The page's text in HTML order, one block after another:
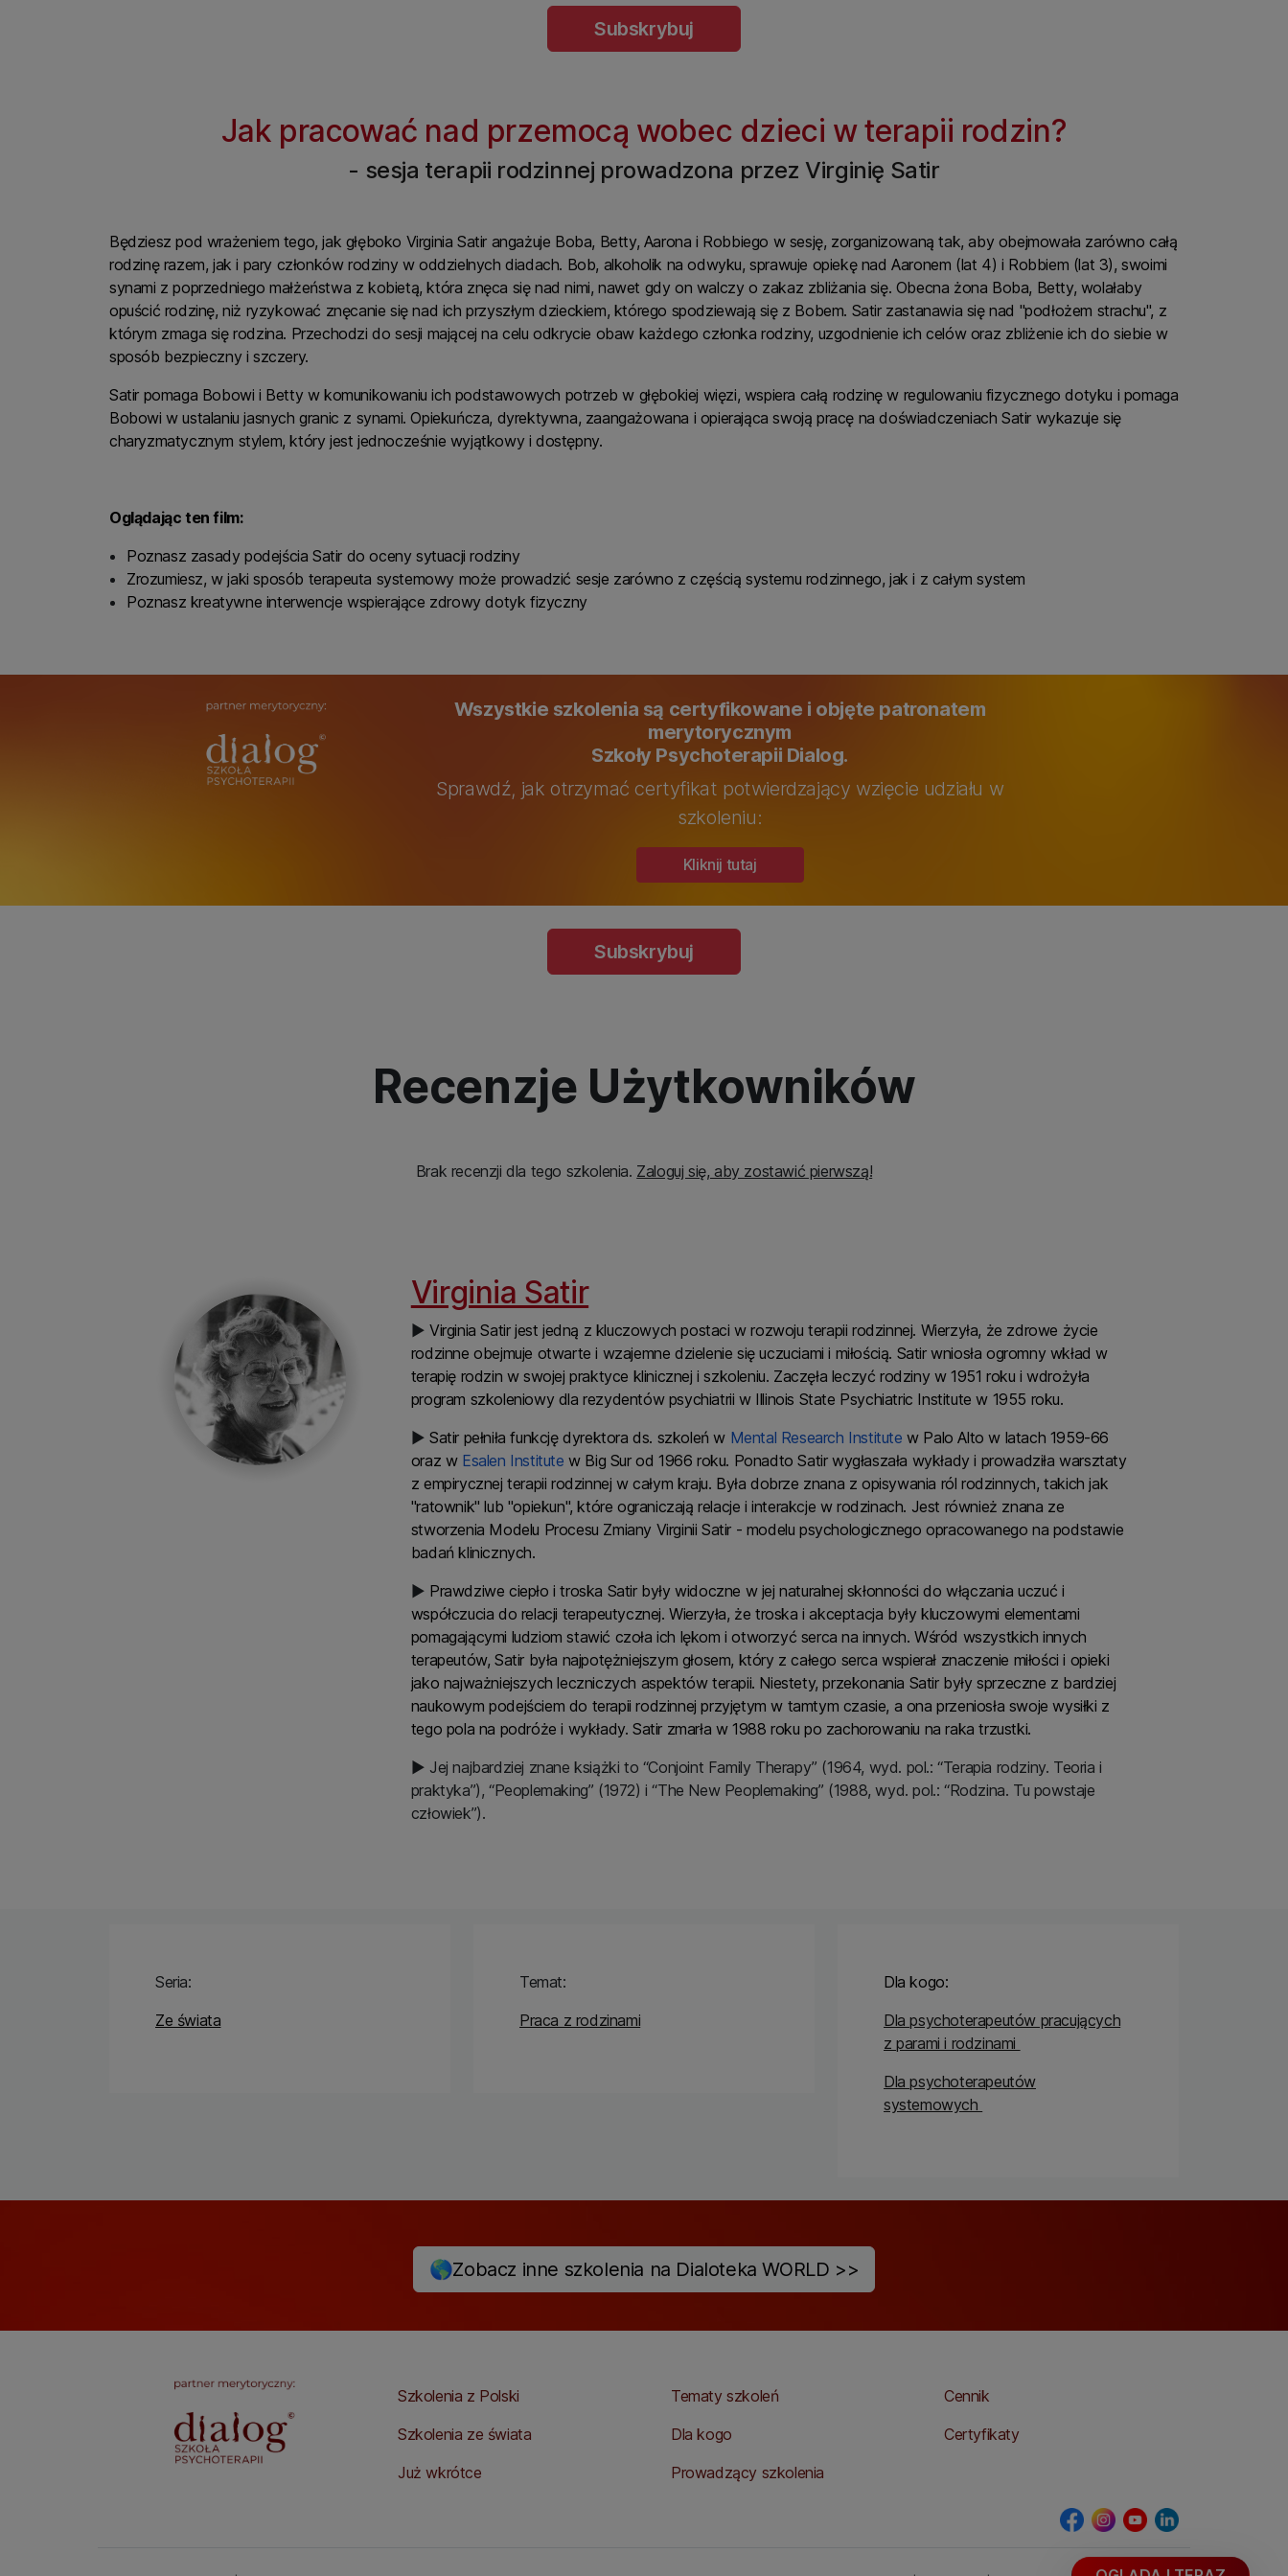
Subskrybuj
Jak pracować nad przemocą wobec dzieci w terapii rodzin?
- sesja terapii rodzinnej prowadzona przez Virginię Satir
Będziesz pod wrażeniem tego, jak głęboko Virginia Satir angażuje Boba, Betty, Aarona i Robbiego w sesję, zorganizowaną tak, aby obejmowała zarówno całą
rodzinę razem, jak i pary członków rodziny w oddzielnych diadach. Bob, alkoholik na odwyku, sprawuje opiekę nad Aaronem (lat 4) i Robbiem (lat 3), swoimi
synami z poprzedniego małżeństwa z kobietą, która znęca się nad nimi, nawet gdy on walczy o zakaz zbliżania się. Obecna żona Boba, Betty, wolałaby
opuścić rodzinę, niż ryzykować znęcanie się nad ich przyszłym dzieckiem, którego spodziewają się z Bobem. Satir zastanawia się nad "podłożem strachu", z
którym zmaga się rodzina. Przechodzi do sesji mającej na celu odkrycie obaw każdego członka rodziny, uzgodnienie ich celów oraz zbliżenie ich do siebie w
sposób bezpieczny i szczery.
Satir pomaga Bobowi i Betty w komunikowaniu ich podstawowych potrzeb w głębokiej więzi, wspiera całą rodzinę w regulowaniu fizycznego dotyku i pomaga
Bobowi w ustalaniu jasnych granic z synami. Opiekuńcza, dyrektywna, zaangażowana i opierająca swoją pracę na doświadczeniach Satir wykazuje się
charyzmatycznym stylem, który jest jednocześnie wyjątkowy i dostępny.
Oglądając ten film:
Poznasz zasady podejścia Satir do oceny sytuacji rodziny
Zrozumiesz, w jaki sposób terapeuta systemowy może prowadzić sesje zarówno z częścią systemu rodzinnego, jak i z całym system
Poznasz kreatywne interwencje wspierające zdrowy dotyk fizyczny
Wszystkie szkolenia są certyfikowane i objęte patronatem
merytorycznym
Szkoły Psychoterapii Dialog.
Sprawdź, jak otrzymać certyfikat potwierdzający wzięcie udziału w
szkoleniu:
Kliknij tutaj
Subskrybuj
Recenzje Użytkowników
Brak recenzji dla tego szkolenia. Zaloguj się, aby zostawić pierwszą!
Virginia Satir
▶ Virginia Satir jest jedną z kluczowych postaci w rozwoju terapii rodzinnej. Wierzyła, że zdrowe życie
rodzinne obejmuje otwarte i wzajemne dzielenie się uczuciami i miłością. Satir wniosła ogromny wkład w
terapię rodzin w swojej praktyce klinicznej i szkoleniu. Zaczęła leczyć rodziny w 1951 roku i wdrożyła
program szkoleniowy dla rezydentów psychiatrii w Illinois State Psychiatric Institute w 1955 roku.
▶ Satir pełniła funkcję dyrektora ds. szkoleń w Mental Research Institute w Palo Alto w latach 1959-66
oraz w Esalen Institute w Big Sur od 1966 roku. Ponadto Satir wygłaszała wykłady i prowadziła warsztaty
z empirycznej terapii rodzinnej w całym kraju. Była dobrze znana z opisywania ról rodzinnych, takich jak
"ratownik" lub "opiekun", które ograniczają relacje i interakcje w rodzinach. Jest również znana ze
stworzenia Modelu Procesu Zmiany Virginii Satir - modelu psychologicznego opracowanego na podstawie
badań klinicznych.
▶ Prawdziwe ciepło i troska Satir były widoczne w jej naturalnej skłonności do włączania uczuć i
współczucia do relacji terapeutycznej. Wierzyła, że troska i akceptacja były kluczowymi elementami
pomagającymi ludziom stawić czoła ich lękom i otworzyć serca na innych. Wśród wszystkich innych
terapeutów, Satir była najpotężniejszym głosem, który z całego serca wspierał znaczenie miłości i opieki
jako najważniejszych leczniczych aspektów terapii. Niestety, przekonania Satir były sprzeczne z bardziej
naukowym podejściem do terapii rodzinnej przyjętym w tamtym czasie, a ona przeniosła swoje wysiłki z
tego pola na podróże i wykłady. Satir zmarła w 1988 roku po zachorowaniu na raka trzustki.
▶ Jej najbardziej znane książki to “Conjoint Family Therapy” (1964, wyd. pol.: “Terapia rodziny. Teoria i
praktyka”), “Peoplemaking” (1972) i “The New Peoplemaking” (1988, wyd. pol.: “Rodzina. Tu powstaje
człowiek”).
Seria:
Ze świata
Temat:
Praca z rodzinami
Dla kogo:
Dla psychoterapeutów pracujących
z parami i rodzinami
Dla psychoterapeutów
systemowych
🌎Zobacz inne szkolenia na Dialoteka WORLD >>
Szkolenia z Polski
Szkolenia ze świata
Już wkrótce
Tematy szkoleń
Dla kogo
Prowadzący szkolenia
Cennik
Certyfikaty